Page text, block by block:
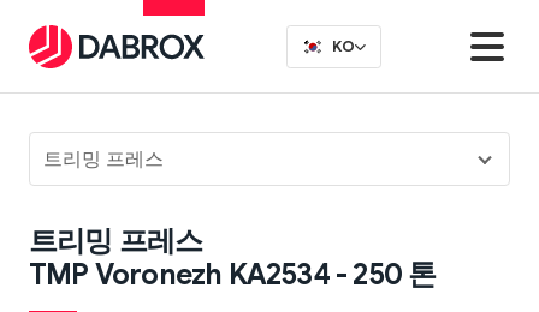
트리밍 프레스
트리밍 프레스
TMP Voronezh KA2534 - 250 톤